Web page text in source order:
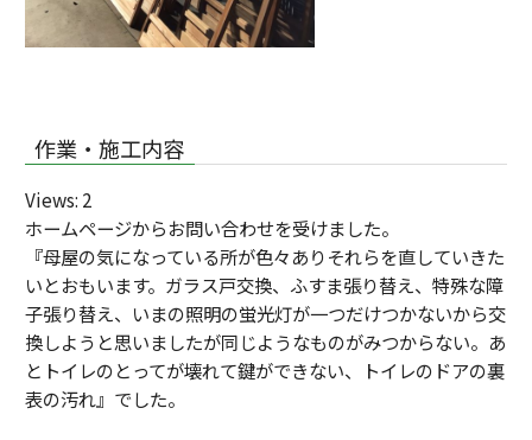
作業・施工内容
Views: 2
ホームページからお問い合わせを受けました。
『母屋の気になっている所が色々ありそれらを直していきた
いとおもいます。ガラス戸交換、ふすま張り替え、特殊な障
子張り替え、いまの照明の蛍光灯が一つだけつかないから交
換しようと思いましたが同じようなものがみつからない。あ
とトイレのとってが壊れて鍵ができない、トイレのドアの裏
表の汚れ』でした。